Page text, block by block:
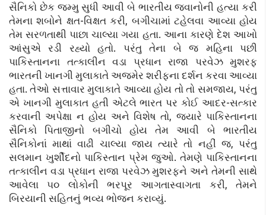
સૈનિકો છેક જમ્મુ સુધી આવી બે ભારતીય જવાનોની હત્યા કરી
તેમના શબોને ક્ષત-વિક્ષત કરી, બગીચામાં ટહેલવા આવ્યા હોય
તેમ સરળતાથી પાછા ચાલ્યા ગયા હતા. આના કારણે દેશ આખો
આંસુએ રડી રહ્યો હતો. પરંતુ તેના બે જ મહિના પછી
પાકિસ્તાનના તત્કાલીન વડા પ્રધાન રાજા પરવેઝ મુશરફ
ભારતની ખાનગી મુલાકાતે અજમેર શરીફના દર્શન કરવા આવ્યા
હતા. તેઓ સત્તાવાર મુલાકાતે આવ્યા હોય તો તો સમજાય, પરંતુ
એ ખાનગી મુલાકાત હતી એટલે ભારત પર કોઈ આદર-સત્કાર
કરવાની અપેક્ષા ન હોય અને વિશેષ તો, જ્યારે પાકિસ્તાનના
સૈનિકો પિતાજીનો બગીચો હોય તેમ આવી બે ભારતીય
સૈનિકોનાં માથાં વાઢી ચાલ્યા જાય ત્યારે તો નહીં જ, પરંતુ
સલમાન ખુર્શીદનો પાકિસ્તાન પ્રેમ જુઓ. તેમણે પાકિસ્તાનના
તત્કાલીન વડા પ્રધાન રાજા પરવેઝ મુશરફને અને તેમની સાથે
આવેલા ૫૦ લોકોની ભરપૂર આગતાસ્વાગતા કરી, તેમને
બિરયાની સહિતનું ભવ્ય ભોજન કરાવ્યું.